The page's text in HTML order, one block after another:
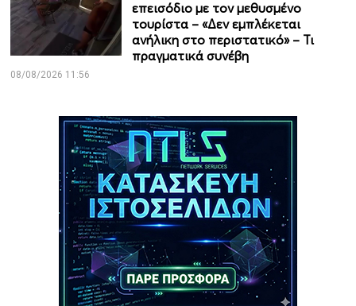
επεισόδιο με τον μεθυσμένο
τουρίστα – «Δεν εμπλέκεται
ανήλικη στο περιστατικό» – Τι
πραγματικά συνέβη
08/08/2026 11:56